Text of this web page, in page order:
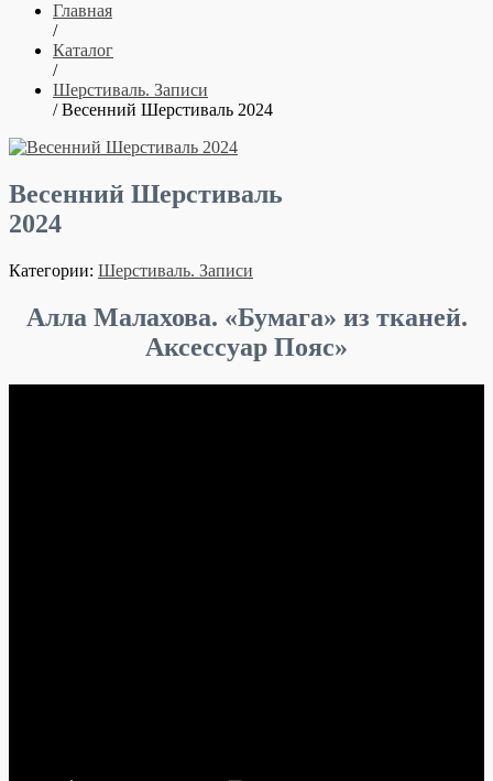
Главная
/
Каталог
/
Шерстиваль. Записи
/ Весенний Шерстиваль 2024
Весенний Шерстиваль
2024
Категории: Шерстиваль. Записи
Алла Малахова. «Бумага» из тканей.
Аксессуар Пояс»